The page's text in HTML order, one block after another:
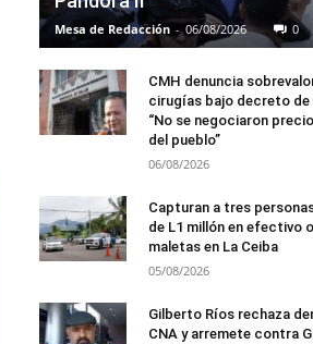
Mesa de Redacción - 06/08/2026 0
CMH denuncia
cirugías bajo decreto de
“No se negociaron
del pueblo”
06/08/2026
Capturan a tres
de L1 millón en efectivo
maletas en La Ceiba
05/08/2026
Gilberto Ríos rechaza
CNA y arremete contra